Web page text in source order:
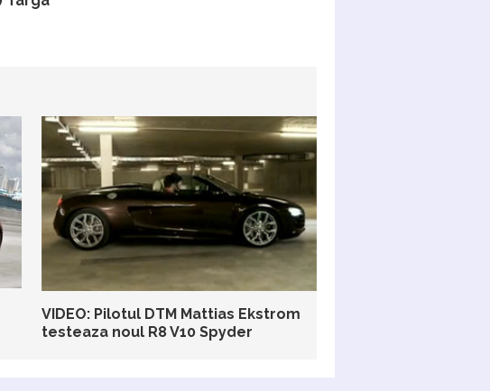
VIDEO: Pilotul DTM Mattias Ekstrom
testeaza noul R8 V10 Spyder